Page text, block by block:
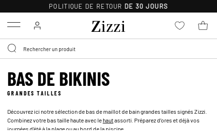
POLITIQUE DE RETOUR DE 30 JOURS
Menu
BAS DE BIKINIS
GRANDES TAILLES
Découvrez ici notre sélection de bas de maillot de bain grandes tailles signés Zizzi.
Combinez votre bas taille haute avec lehautassorti. Préparez d’ores et déjà vos
journées d’été à la plage ou au bord de la piscine.